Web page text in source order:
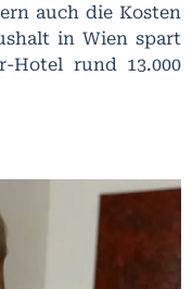
auch die Kosten
in Wien spart
Hotel rund 13.000